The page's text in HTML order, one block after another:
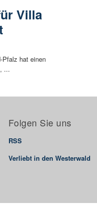
Villa
Pfalz hat einen
...
Folgen Sie uns
RSS
Verliebt in den Westerwald